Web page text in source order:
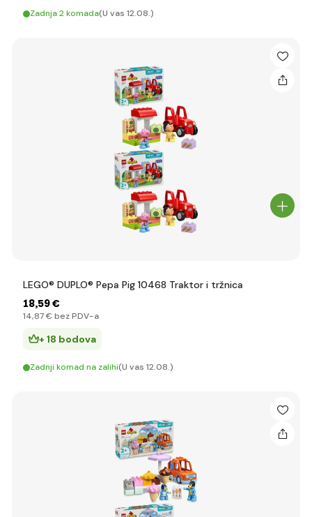
Zadnja 2 komada(U vas 12.08.)
LEGO® DUPLO® Pepa Pig 10468 Traktor i tržnica
18,59 €
14,87 € bez PDV-a
+ 18 bodova
Zadnji komad na zalihi(U vas 12.08.)